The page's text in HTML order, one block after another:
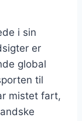
i sin
er
global
til
mistet fart,